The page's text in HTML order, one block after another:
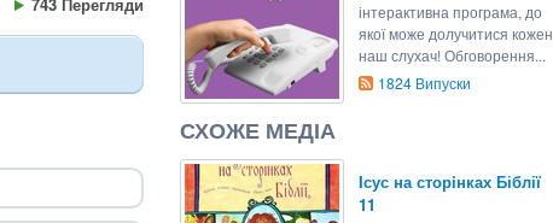
інтерактивна програма, до
якої може долучитися кожен
наш слухач! Обговорення...
1824 Випуски
СХОЖЕ МЕДІА
Iсус на сторiнках Біблії
11